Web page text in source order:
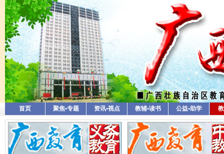
首页 聚焦•专题 资讯•视点 教辅•读书 公益•助学